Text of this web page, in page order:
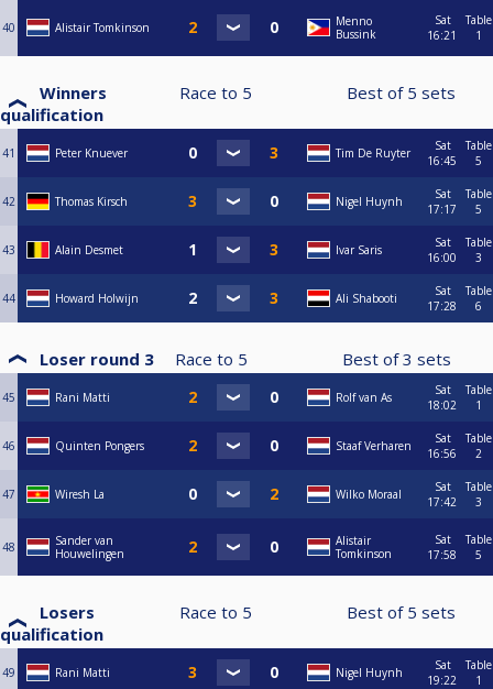
40 Alistair Tomkinson
Menno
Bussink
Sat
16:21
Table
1
Winners
qualification
Race to 5 Best of 5 sets
41 Peter Knuever Tim De Ruyter
Sat
16:45
Table
5
42 Thomas Kirsch Nigel Huynh
Sat
17:17
Table
5
43 Alain Desmet Ivar Saris
Sat
16:00
Table
3
44 Howard Holwijn Ali Shabooti
Sat
17:28
Table
6
Loser round 3 Race to 5 Best of3 sets
45 Rani Matti Rolf van As
Sat
18:02
Table
1
46 Quinten Pongers Staaf Verharen
Sat
16:56
Table
2
47 Wiresh La Wilko Moraal
Sat
17:42
Table
3
48
Sander van
Houwelingen
Alistair
Tomkinson
Sat
17:58
Table
5
Losers
qualification
Race to 5 Best of 5 sets
49 Rani Matti Nigel Huynh
Sat
19:22
Table
1